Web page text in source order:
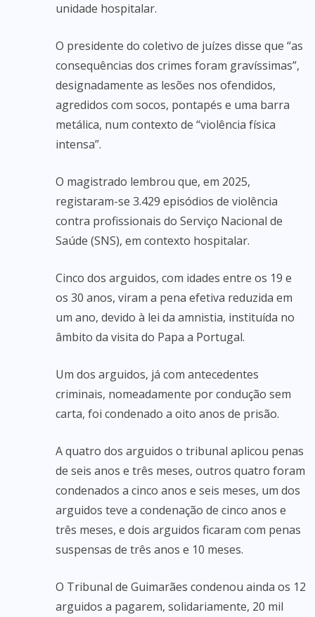
unidade hospitalar.
O presidente do coletivo de juízes disse que “as
consequências dos crimes foram gravíssimas”,
designadamente as lesões nos ofendidos,
agredidos com socos, pontapés e uma barra
metálica, num contexto de “violência física
intensa”.
O magistrado lembrou que, em 2025,
registaram-se 3.429 episódios de violência
contra profissionais do Serviço Nacional de
Saúde (SNS), em contexto hospitalar.
Cinco dos arguidos, com idades entre os 19 e
os 30 anos, viram a pena efetiva reduzida em
um ano, devido à lei da amnistia, instituída no
âmbito da visita do Papa a Portugal.
Um dos arguidos, já com antecedentes
criminais, nomeadamente por condução sem
carta, foi condenado a oito anos de prisão.
A quatro dos arguidos o tribunal aplicou penas
de seis anos e três meses, outros quatro foram
condenados a cinco anos e seis meses, um dos
arguidos teve a condenação de cinco anos e
três meses, e dois arguidos ficaram com penas
suspensas de três anos e 10 meses.
O Tribunal de Guimarães condenou ainda os 12
arguidos a pagarem, solidariamente, 20 mil